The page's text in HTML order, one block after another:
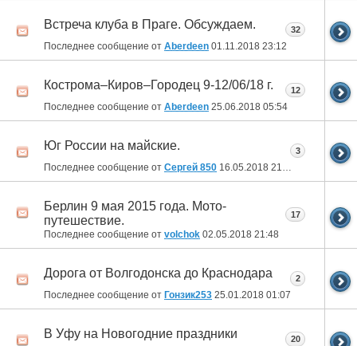
Встреча клуба в Праге. Обсуждаем.
Последнее сообщение от Aberdeen 01.11.2018 23:12
32
Кострома–Киров–Городец 9-12/06/18 г.
Последнее сообщение от Aberdeen 25.06.2018 05:54
12
Юг России на майские.
Последнее сообщение от Сергей 850 16.05.2018 21:45
3
Берлин 9 мая 2015 года. Мото-
путешествие.
Последнее сообщение от volchok 02.05.2018 21:48
17
Дорога от Волгодонска до Краснодара
Последнее сообщение от Гонзик253 25.01.2018 01:07
2
В Уфу на Новогодние праздники 20